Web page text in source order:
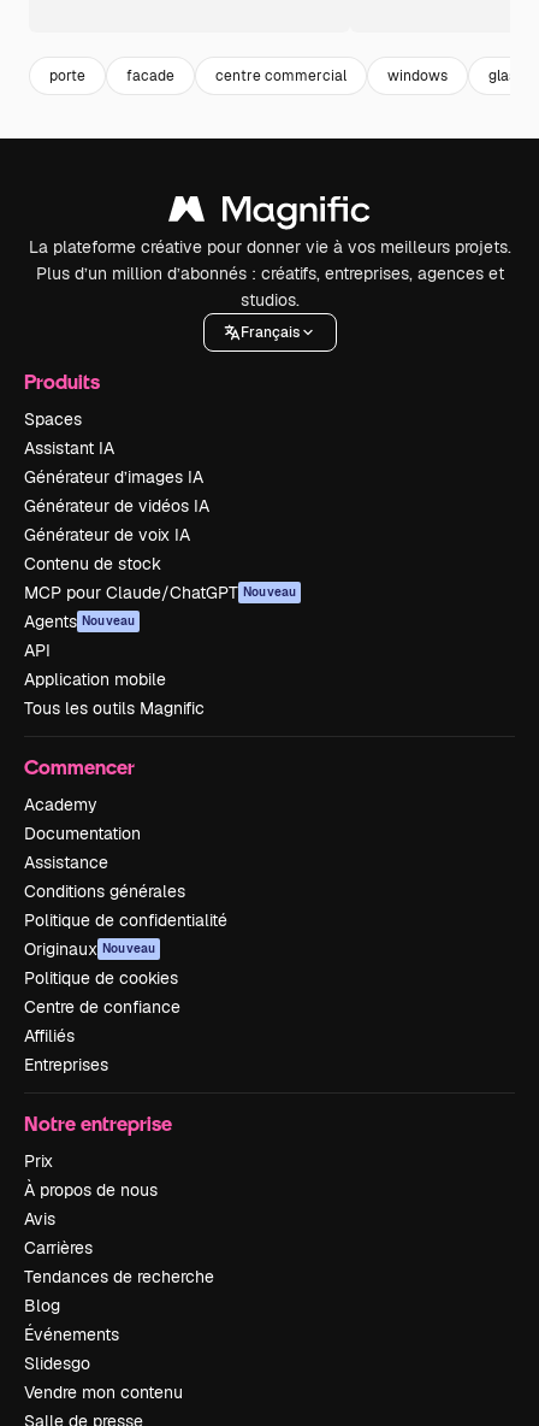
porte facade centre commercial windows glass
La plateforme créative pour donner vie à vos meilleurs projets.
Plus d’un million d’abonnés : créatifs, entreprises, agences et
studios.
Français
Produits
Spaces
Assistant IA
Générateur d’images IA
Générateur de vidéos IA
Générateur de voix IA
Contenu de stock
MCP pour Claude/ChatGPT Nouveau
Agents Nouveau
API
Application mobile
Tous les outils Magnific
Commencer
Academy
Documentation
Assistance
Conditions générales
Politique de confidentialité
Originaux Nouveau
Politique de cookies
Centre de confiance
Affiliés
Entreprises
Notre entreprise
Prix
À propos de nous
Avis
Carrières
Tendances de recherche
Blog
Événements
Slidesgo
Vendre mon contenu
Salle de presse